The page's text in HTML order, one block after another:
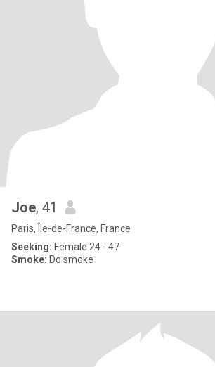
Joe, 41
Paris, Île-de-France, France
Seeking: Female 24 - 47
Smoke: Do smoke